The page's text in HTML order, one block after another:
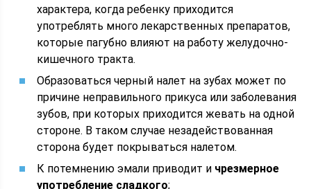
характера, когда ребенку приходится
употреблять много лекарственных препаратов,
которые пагубно влияют на работу желудочно-
кишечного тракта.
Образоваться черный налет на зубах может по
причине неправильного прикуса или заболевания
зубов, при которых приходится жевать на одной
стороне. В таком случае незадействованная
сторона будет покрываться налетом.
К потемнению эмали приводит и чрезмерное
употребление сладкого;